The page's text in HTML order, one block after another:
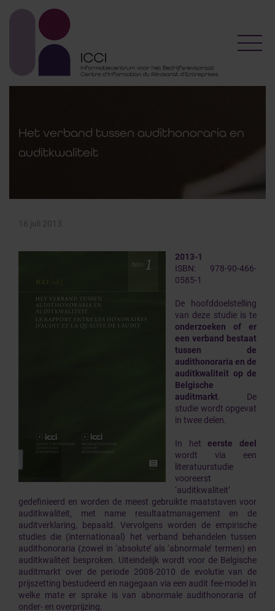
Het verband tussen audithonoraria en
auditkwaliteit
16 juli 2013
2013-1
ISBN: 978-90-466-
0585-1
De hoofddoelstelling
van deze studie is te
onderzoeken of er
een verband bestaat
tussen de
audithonoraria en de
auditkwaliteit op de
Belgische
auditmarkt . De
studie wordt opgevat
in twee delen.
In heteerste deel
wordt via een
literatuurstudie
vooreerst
‘auditkwaliteit’
gedefinieerd en worden de meest gebruikte maatstaven voor
auditkwaliteit, met name resultaatmanagement en de
auditverklaring, bepaald. Vervolgens worden de empirische
studies die (internationaal) het verband behandelen tussen
audithonoraria (zowel in ‘absolute’ als ‘abnormale’ termen) en
auditkwaliteit besproken. Uiteindelijk wordt voor de Belgische
auditmarkt over de periode 2008-2010 de evolutie van de
prijszetting bestudeerd en nagegaan via een audit fee-model in
welke mate er sprake is van abnormale audithonoraria of
onder- en overprijzing.